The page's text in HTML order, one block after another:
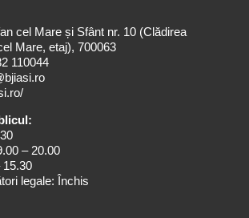
cel Mare și Sfânt nr. 10 (Clădirea
Mare, etaj), 700063
110044
– 20.00
15.30
legale: Închis